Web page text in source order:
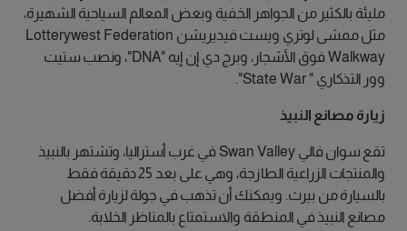
مليئة بالكثير من الجواهر الخفية وبعض المعالم السياحية الشهيرة،
مثل ممشى لوتري ويست فيديريشن Lotterywest Federation
Walkway فوق الأشجار، وبرج دي إن إيه "DNA"، ونصب ستيت
وور التذكاري " State War".
زيارة مصانع النبيذ
تقع سوان فالي Swan Valley في غرب أستراليا، وتشتهر بالنبيذ
والمنتجات الزراعية الطازجة، وهي على بعد 25 دقيقة فقط
بالسيارة من بيرث. ويمكنك أن تذهب في جولة لزيارة أفضل
مصانع النبيذ في المنطقة والاستمتاع بالمناظر الخلابة.